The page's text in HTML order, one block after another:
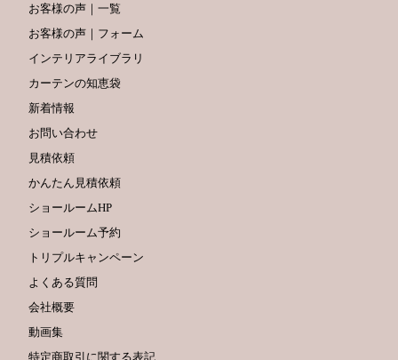
お客様の声｜一覧
お客様の声｜フォーム
インテリアライブラリ
カーテンの知恵袋
新着情報
お問い合わせ
見積依頼
かんたん見積依頼
ショールームHP
ショールーム予約
トリプルキャンペーン
よくある質問
会社概要
動画集
特定商取引に関する表記